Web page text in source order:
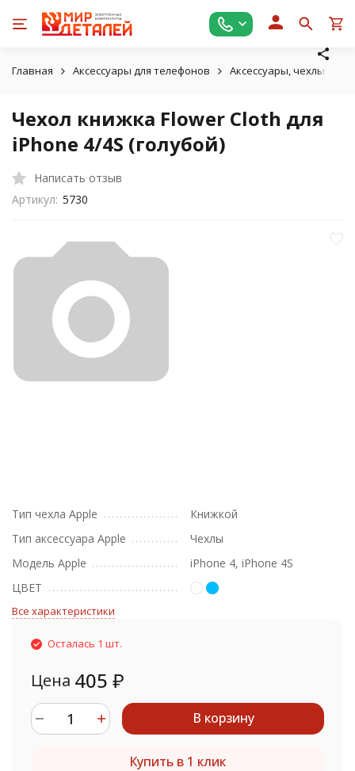
Главная Аксессуары для телефонов Аксессуары, чехлы для
Чехол книжка Flower Cloth для
iPhone 4/4S (голубой)
Написать отзыв
Артикул: 5730
Тип чехла Apple
Книжкой
Тип аксессуара Apple
Чехлы
Модель Apple
iPhone 4, iPhone 4S
ЦВЕТ
Все характеристики
Осталась 1 шт.
Цена 405 ₽
В корзину
Купить в 1 клик